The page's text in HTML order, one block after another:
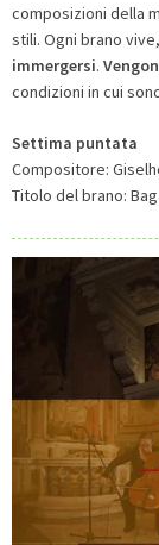
composizioni della
stili. Ogni brano
immergersi.
condizioni in cui
Settima puntata
Compositore:
Titolo del brano: